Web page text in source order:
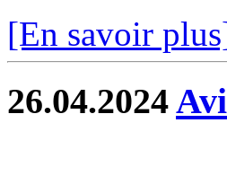
[En savoir
26.04.2024